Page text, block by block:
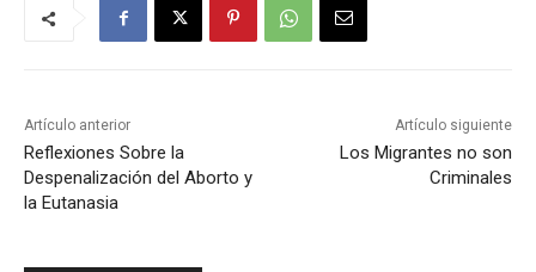
Artículo anterior
Reflexiones Sobre la
Despenalización del Aborto y
la Eutanasia
Artículo siguiente
Los Migrantes no son
Criminales